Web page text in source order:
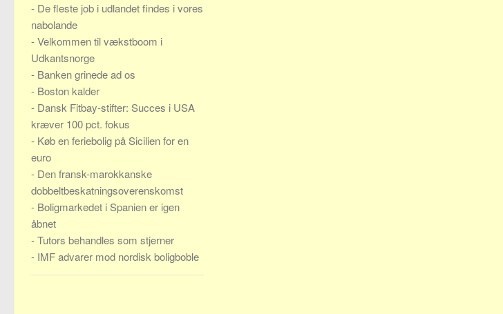
- De fleste job i udlandet findes i vores
nabolande
-Velkommen til vækstboom i
Udkantsnorge
- Banken grinede ad os
- Boston kalder
- Dansk Fitbay-stifter: Succes i USA
kræver 100 pct. fokus
- Køb en feriebolig på Sicilien for en
euro
- Den fransk-marokkanske
dobbeltbeskatningsoverenskomst
- Boligmarkedet i Spanien er igen
åbnet
-Tutors behandles som stjerner
- IMF advarer mod nordisk boligboble